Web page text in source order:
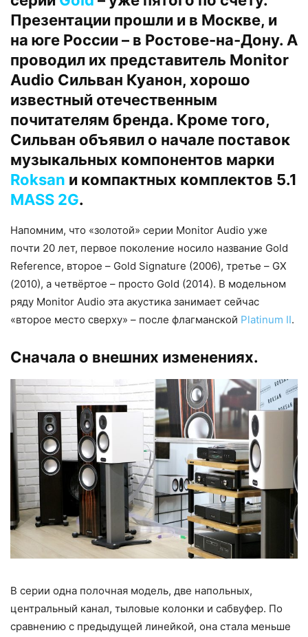
Презентации прошли и в Москве, и
на юге России – в Ростове-на-Дону. А
проводил их представитель Monitor
Audio Сильван Куанон, хорошо
известный отечественным
почитателям бренда. Кроме того,
Сильван объявил о начале поставок
музыкальных компонентов марки
Roksan и компактных комплектов 5.1
MASS 2G.
Напомним, что «золотой» серии Monitor Audio уже
почти 20 лет, первое поколение носило название Gold
Reference, второе – Gold Signature (2006), третье – GX
(2010), а четвёртое – просто Gold (2014). В модельном
ряду Monitor Audio эта акустика занимает сейчас
«второе место сверху» – после флагманской Platinum II.
Сначала о внешних изменениях.
В серии одна полочная модель, две напольных,
центральный канал, тыловые колонки и сабвуфер. По
сравнению с предыдущей линейкой, она стала меньше